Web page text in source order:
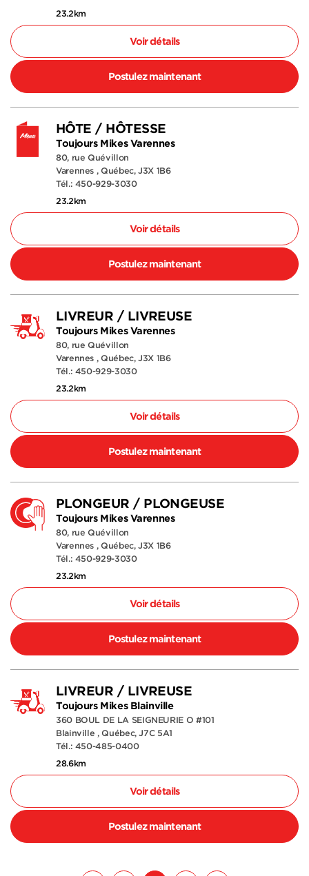
23.2km
Voir détails
Postulez maintenant
HÔTE / HÔTESSE
Toujours Mikes Varennes
80, rue Quévillon
Varennes , Québec, J3X 1B6
Tél.: 450-929-3030
23.2km
Voir détails
Postulez maintenant
LIVREUR / LIVREUSE
Toujours Mikes Varennes
80, rue Quévillon
Varennes , Québec, J3X 1B6
Tél.: 450-929-3030
23.2km
Voir détails
Postulez maintenant
PLONGEUR / PLONGEUSE
Toujours Mikes Varennes
80, rue Quévillon
Varennes , Québec, J3X 1B6
Tél.: 450-929-3030
23.2km
Voir détails
Postulez maintenant
LIVREUR / LIVREUSE
Toujours Mikes Blainville
360 BOUL DE LA SEIGNEURIE O #101
Blainville , Québec, J7C 5A1
Tél.: 450-485-0400
28.6km
Voir détails
Postulez maintenant